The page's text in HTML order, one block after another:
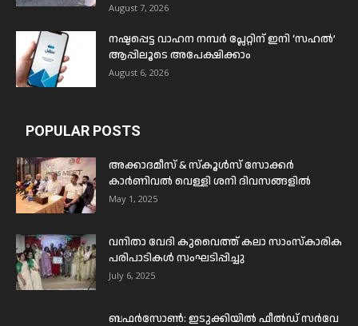
August 7, 2026
നഷ്ടപ്പെട്ട വാഹന നമ്പർ പ്ലേറ്റിന് ഇനി ‘സഹൽ’
ആപ്പിലൂടെ അപേക്ഷിക്കാം
August 6, 2026
POPULAR POSTS
അക്കാദമീസ് & സ്കൂൾസ് സോക്കർ
കാർണിവൽ വെള്ളി ശനി ദിവസങ്ങളിൽ
May 1, 2025
വനിതാ വേദി കുവൈത്ത് കലാ സാംസ്കാരിക
പരിപാടികൾ സംഘടിപ്പിച്ചു
July 6, 2025
ബഫര്‍സോണ്‍: ഇടുക്കിയില്‍ ഫീല്‍ഡ് സര്‍വേ